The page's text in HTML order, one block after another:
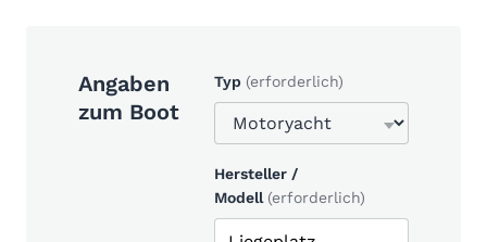
Angaben
zum Boot
Typ (erforderlich)
Hersteller /
Modell (erforderlich)